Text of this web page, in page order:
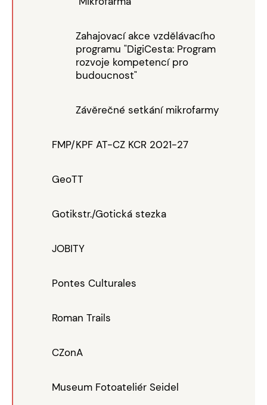
Zahajovací akce vzdělávacího
programu "DigiCesta: Program
rozvoje kompetencí pro
budoucnost"
Závěrečné setkání mikrofarmy
FMP/KPF AT-CZ KCR 2021-27
GeoTT
Gotikstr./Gotická stezka
JOBITY
Pontes Culturales
Roman Trails
CZonA
Museum Fotoateliér Seidel